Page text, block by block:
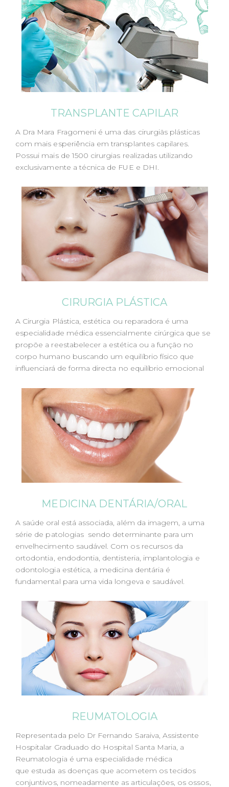
TRANSPLANTE CAPILAR
A Dra Mara Fragomeni é uma das cirurgiãs plásticas
com mais esperiência em transplantes capilares.
Possui mais de 1500 cirurgias realizadas utilizando
exclusivamente a técnica de FUE e DHI.
CIRURGIA PLÁSTICA
A Cirurgia Plástica, estética ou reparadora é uma
especialidade médica essencialmente cirúrgica que se
propõe a reestabelecer a estética ou a função no
corpo humano buscando um equilíbrio físico que
influenciará de forma directa no equilíbrio emocional
MEDICINA DENTÁRIA/ORAL
A saúde oral está associada, além da imagem, a uma
série de patologias sendo determinante para um
envelhecimento saudável. Com os recursos da
ortodontia, endodontia, dentisteria, implantologia e
odontologia estética, a medicina dentária é
fundamental para uma vida longeva e saudável.
REUMATOLOGIA
Representada pelo Dr Fernando Saraiva, Assistente
Hospitalar Graduado do Hospital Santa Maria, a
Reumatologia é uma especialidade médica
que estuda as doenças que acometem os tecidos
conjuntivos, nomeadamente as articulações, os ossos,